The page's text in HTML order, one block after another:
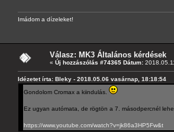
Imádom a dízeleket!
Válasz: MK3 Általános kérdések
« Új hozzászólás #74365 Dátum:
Idézetet írta: Bleky - 2018.05.06 vasárnap, 18:18:54
Gondolom Cromax a kiindulás.
Ez ugyan autómata, de rögtön a 7. másodpercnél
https://www.youtube.com/watch?v=jk86a3HP5Fw&t